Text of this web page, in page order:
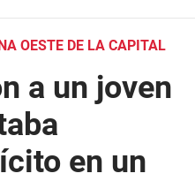
OESTE DE LA CAPITAL
a un joven
en un